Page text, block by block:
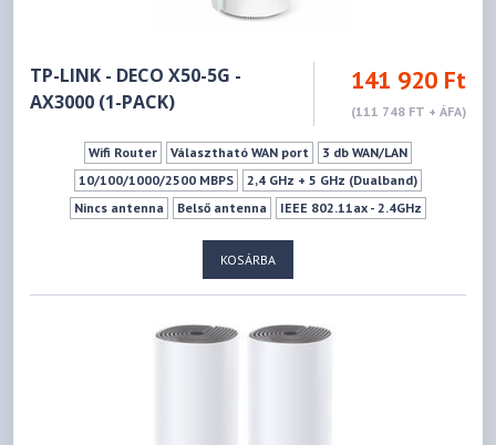
TP-LINK - DECO X50-5G -
AX3000 (1-PACK)
141 920 Ft
(111 748 FT + ÁFA)
Wifi Router Választható WAN port
3 db WAN/LAN
10/100/1000/2500 MBPS
2,4 GHz + 5 GHz (Dualband)
Nincs antenna
Belső antenna
IEEE 802.11ax - 2.4GHz
IEEE 802.11ax - 5GHz
KOSÁRBA